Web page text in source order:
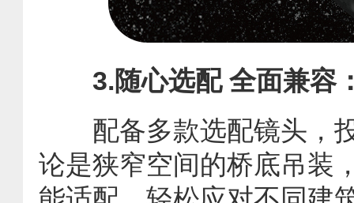
3.随心选配 全面兼容
配备多款选配镜头，投
论是狭窄空间的桥底吊装